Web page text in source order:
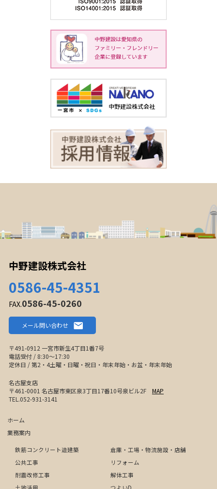
中野建設株式会社
0586-45-4351
FAX.0586-45-0260
メール問い合わせ
〒491-0912 一宮市新生4丁目1番7号
電話受付 / 8:30〜17:30
定休日 / 第2・4土曜・日曜・祝日・年末年始・お盆・年末年始
名古屋支店
〒461-0001 名古屋市東区泉3丁目17番10号泉ビル2F MAP
TEL.052-931-3141
ホーム
業務案内
鉄筋コンクリート造建築
倉庫・工場・物流施設・店舗
公共工事
リフォーム
耐震改修工事
解体工事
土地活用
つよいD